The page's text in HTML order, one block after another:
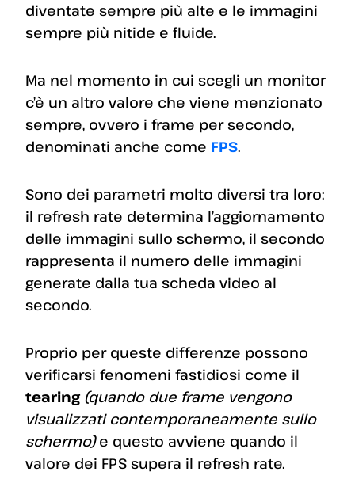
diventate sempre più alte e le immagini
sempre più nitide e fluide.
Ma nel momento in cui scegli un monitor
c’è un altro valore che viene menzionato
sempre, ovvero i frame per secondo,
denominati anche come FPS.
Sono dei parametri molto diversi tra loro:
il refresh rate determina l’aggiornamento
delle immagini sullo schermo, il secondo
rappresenta il numero delle immagini
generate dalla tua scheda video al
secondo.
Proprio per queste differenze possono
verificarsi fenomeni fastidiosi come il
tearing (quando due frame vengono
visualizzati contemporaneamente sullo
schermo)e questo avviene quando il
valore dei FPS supera il refresh rate.